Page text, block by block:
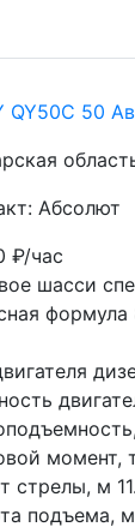
QY50C 50
Абсолют
₽/час
шасси
формула
момент,
стрелы, м
подъема,